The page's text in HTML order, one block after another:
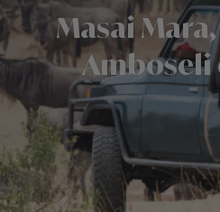
Masai
Amboseli